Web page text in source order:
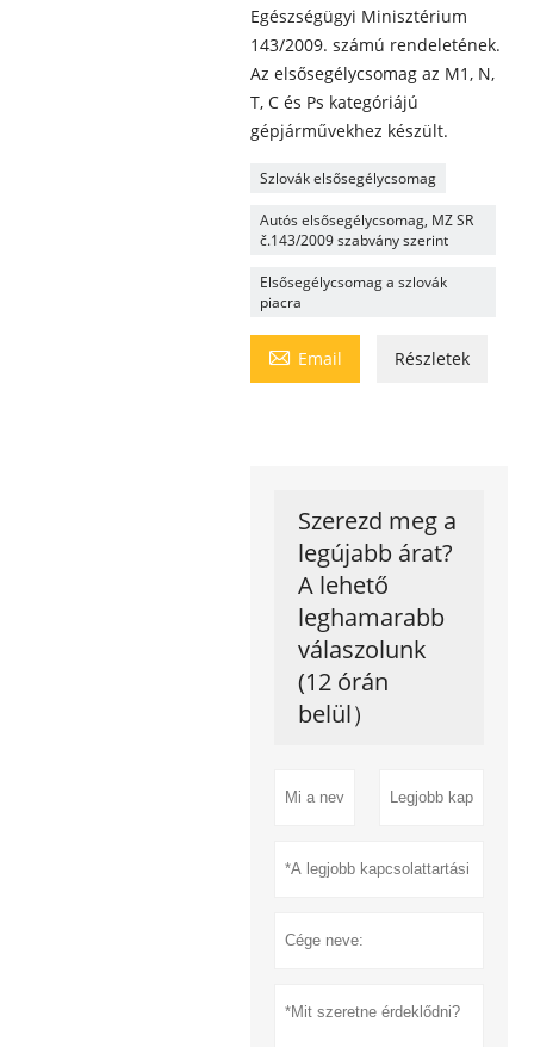
Egészségügyi Minisztérium
143/2009. számú rendeletének.
Az elsősegélycsomag az M1, N,
T, C és Ps kategóriájú
gépjárművekhez készült.
Szlovák elsősegélycsomag
Autós elsősegélycsomag, MZ SR
č.143/2009 szabvány szerint
Elsősegélycsomag a szlovák
piacra
 Email Részletek
Szerezd meg a
legújabb árat?
A lehető
leghamarabb
válaszolunk
(12 órán
belül）